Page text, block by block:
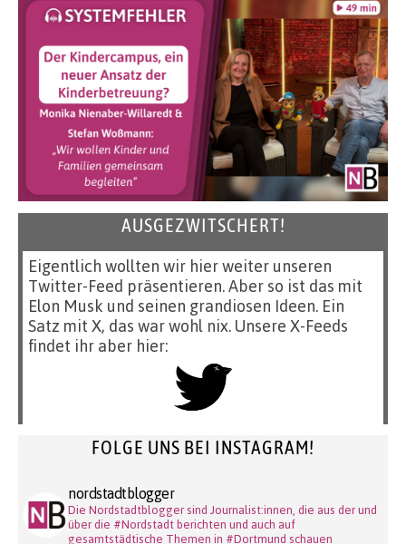
AUSGEZWITSCHERT!
Eigentlich wollten wir hier weiter unseren
Twitter-Feed präsentieren. Aber so ist das mit
Elon Musk und seinen grandiosen Ideen. Ein
Satz mit X, das war wohl nix. Unsere X-Feeds
findet ihr aber hier:
FOLGE UNS BEI INSTAGRAM!
nordstadtblogger
Die Nordstadtblogger sind Journalist:innen, die aus der und
über die #Nordstadt berichten und auch auf
gesamtstädtische Themen in #Dortmund schauen